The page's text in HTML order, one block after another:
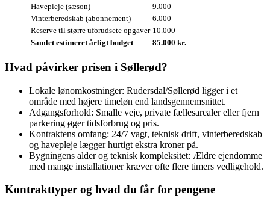
Havepleje (sæson)
9.000
Vinterberedskab (abonnement)
6.000
Reserve til større uforudsete opgaver 10.000
Samlet estimeret årligt budget
85.000 kr.
Hvad påvirker prisen i Søllerød?
Lokale lønomkostninger: Rudersdal/Søllerød ligger i et
område med højere timeløn end landsgennemsnittet.
Adgangsforhold: Smalle veje, private fællesarealer eller fjern
parkering øger tidsforbrug og pris.
Kontraktens omfang: 24/7 vagt, teknisk drift, vinterberedskab
og havepleje lægger hurtigt ekstra kroner på.
Bygningens alder og teknisk kompleksitet: Ældre ejendomme
med mange installationer kræver ofte flere timers vedligehold.
Kontrakttyper og hvad du får for pengene